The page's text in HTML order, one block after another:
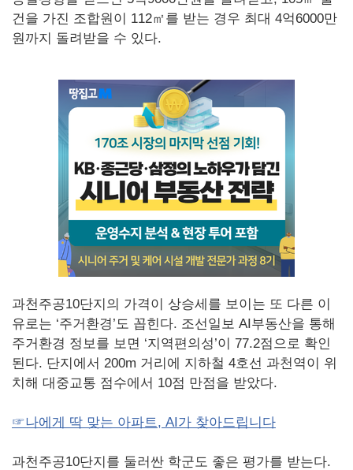
건을 가진 조합원이 112㎡를 받는 경우 최대 4억6000만
원까지 돌려받을 수 있다.
과천주공10단지의 가격이 상승세를 보이는 또 다른 이
유로는 ‘주거환경’도 꼽힌다. 조선일보 AI부동산을 통해
주거환경 정보를 보면 ‘지역편의성’이 77.2점으로 확인
된다. 단지에서 200m 거리에 지하철 4호선 과천역이 위
치해 대중교통 점수에서 10점 만점을 받았다.
☞나에게 딱 맞는 아파트, AI가 찾아드립니다
과천주공10단지를 둘러싼 학군도 좋은 평가를 받는다.